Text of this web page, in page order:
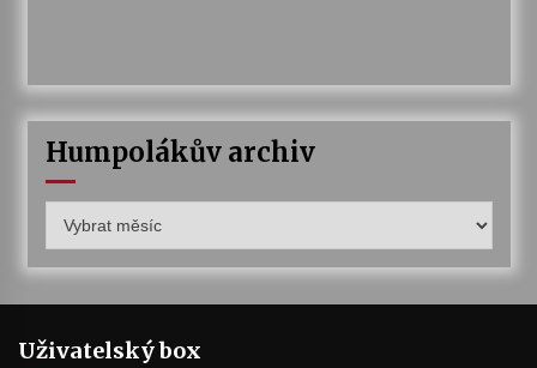
Humpolákův archiv
archiv
Uživatelský box